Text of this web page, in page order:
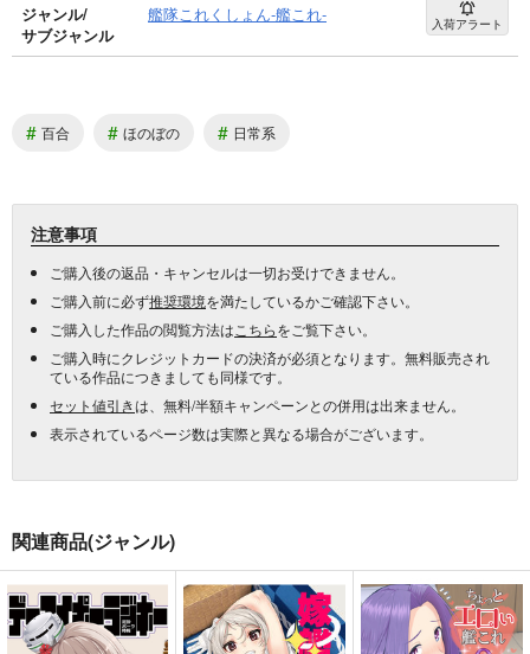
ジャンル/
サブジャンル
艦隊これくしょん-艦これ- 入荷アラート
# 百合 # ほのぼの # 日常系
注意事項
ご購入後の返品・キャンセルは一切お受けできません。
ご購入前に必ず推奨環境を満たしているかご確認下さい。
ご購入した作品の閲覧方法は こちらをご覧下さい。
ご購入時にクレジットカードの決済が必須となります。無料販売され
ている作品につきましても同様です。
セット値引きは、無料/半額キャンペーンとの併用は出来ません。
表示されているページ数は実際と異なる場合がございます。
関連商品(ジャンル)